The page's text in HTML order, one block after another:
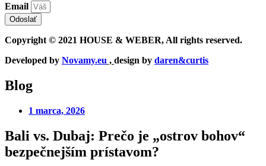
Email
Odoslať
Copyright © 2021 HOUSE & WEBER, All rights reserved.
Developed by Novamy.eu , design by daren&curtis
Blog
1 marca, 2026
Bali vs. Dubaj: Prečo je „ostrov bohov“
bezpečnejším prístavom?